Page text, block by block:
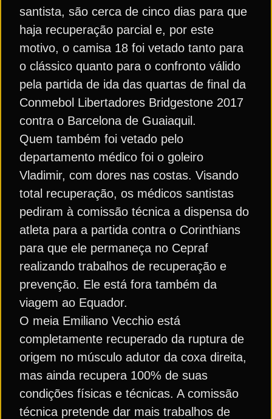
santista, são cerca de cinco dias para que
haja recuperação parcial e, por este
motivo, o camisa 18 foi vetado tanto para
o clássico quanto para o confronto válido
pela partida de ida das quartas de final da
Conmebol Libertadores Bridgestone 2017
contra o Barcelona de Guaiaquil.
Quem também foi vetado pelo
departamento médico foi o goleiro
Vladimir, com dores nas costas. Visando
total recuperação, os médicos santistas
pediram à comissão técnica a dispensa do
atleta para a partida contra o Corinthians
para que ele permaneça no Cepraf
realizando trabalhos de recuperação e
prevenção. Ele está fora também da
viagem ao Equador.
O meia Emiliano Vecchio está
completamente recuperado da ruptura de
origem no músculo adutor da coxa direita,
mas ainda recupera 100% de suas
condições físicas e técnicas. A comissão
técnica pretende dar mais trabalhos de